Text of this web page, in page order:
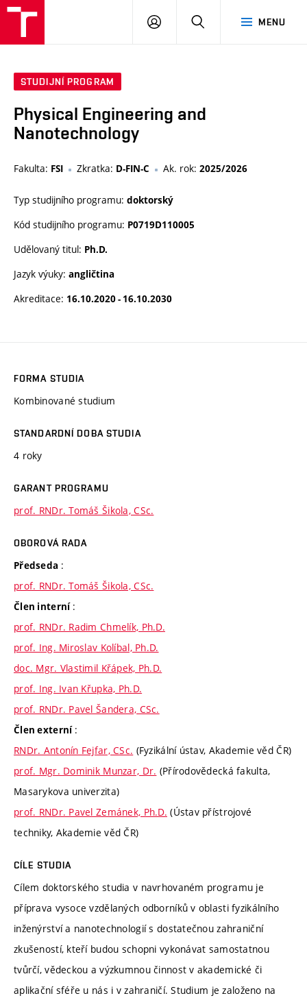
MENU
PŘIHLÁSIT
STUDIJNÍ PROGRAM
Physical Engineering and
Nanotechnology
Fakulta: FSI Zkratka: D-FIN-C Ak. rok: 2025/2026
Typ studijního programu: doktorský
Kód studijního programu: P0719D110005
Udělovaný titul: Ph.D.
Jazyk výuky: angličtina
Akreditace: 16.10.2020 - 16.10.2030
FORMA STUDIA
Kombinované studium
STANDARDNÍ DOBA STUDIA
4 roky
GARANT PROGRAMU
prof. RNDr. Tomáš Šikola, CSc.
OBOROVÁ RADA
Předseda :
prof. RNDr. Tomáš Šikola, CSc.
Člen interní :
prof. RNDr. Radim Chmelík, Ph.D.
prof. Ing. Miroslav Kolíbal, Ph.D.
doc. Mgr. Vlastimil Křápek, Ph.D.
prof. Ing. Ivan Křupka, Ph.D.
prof. RNDr. Pavel Šandera, CSc.
Člen externí :
RNDr. Antonín Fejfar, CSc. (Fyzikální ústav, Akademie věd ČR)
prof. Mgr. Dominik Munzar, Dr. (Přírodovědecká fakulta,
Masarykova univerzita)
prof. RNDr. Pavel Zemánek, Ph.D. (Ústav přístrojové
techniky, Akademie věd ČR)
CÍLE STUDIA
Cílem doktorského studia v navrhovaném programu je
příprava vysoce vzdělaných odborníků v oblasti fyzikálního
inženýrství a nanotechnologií s dostatečnou zahraniční
zkušeností, kteří budou schopni vykonávat samostatnou
tvůrčí, vědeckou a výzkumnou činnost v akademické či
aplikační sféře u nás i v zahraničí. Studium je založeno na